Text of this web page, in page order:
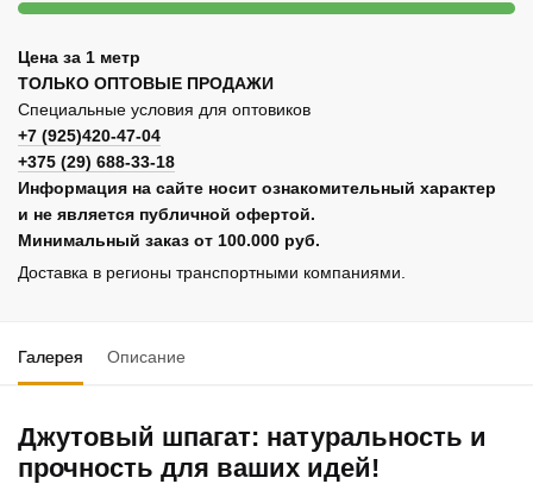
Цена за 1 метр
ТОЛЬКО ОПТОВЫЕ ПРОДАЖИ
Специальные условия для оптовиков
+7 (925)420-47-04
+375 (29) 688-33-18
Информация на сайте носит ознакомительный характер
и не является публичной офертой.
Минимальный заказ от 100.000 руб.
Доставка в регионы транспортными компаниями.
Галерея Описание
Джутовый шпагат: натуральность и
прочность для ваших идей!